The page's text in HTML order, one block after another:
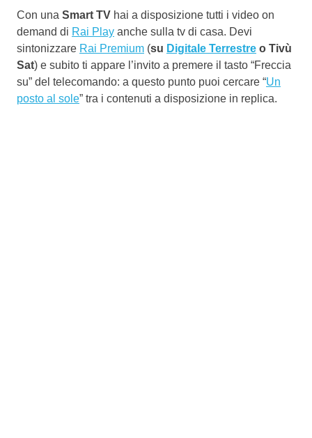
Con una Smart TV hai a disposizione tutti i video on
demand di Rai Play anche sulla tv di casa. Devi
sintonizzare Rai Premium (su Digitale Terrestre o Tivù
Sat) e subito ti appare l’invito a premere il tasto “Freccia
su” del telecomando: a questo punto puoi cercare “Un
posto al sole” tra i contenuti a disposizione in replica.